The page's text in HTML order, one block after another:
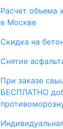
Расчет объема
в Москве
Скидка на
Снятие
При заказе
БЕСПЛАТНО